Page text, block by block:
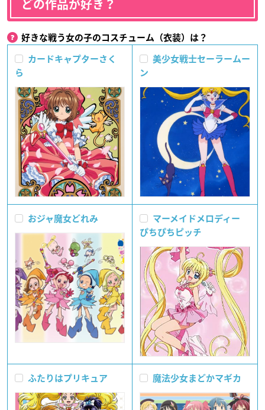
どの作品が好き？
好きな戦う女の子のコスチューム（衣装）は？
カードキャプターさく
ら
美少女戦士セーラームー
ン
おジャ魔女どれみ
マーメイドメロディー
ぴちぴちピッチ
ふたりはプリキュア 魔法少女まどかマギカ